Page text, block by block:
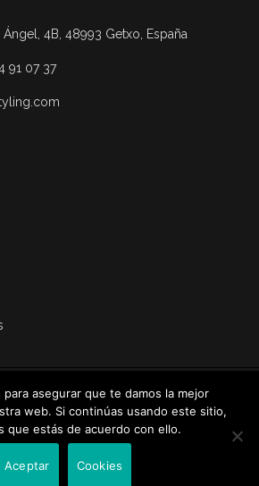
4B, 48993 Getxo, España
91 07 37
Rights Reserved. Developed by
Dirk
para asegurar que te damos la mejor
web. Si continúas usando este sitio,
que estás de acuerdo con ello.
Aceptar Cookies